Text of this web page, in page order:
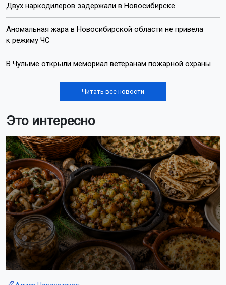
Двух наркодилеров задержали в Новосибирске
Аномальная жара в Новосибирской области не привела
к режиму ЧС
В Чулыме открыли мемориал ветеранам пожарной охраны
Читать все новости
Это интересно